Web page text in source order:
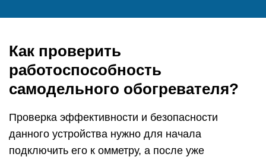
Как проверить
работоспособность
самодельного обогревателя?
Проверка эффективности и безопасности
данного устройства нужно для начала
подключить его к омметру, а после уже